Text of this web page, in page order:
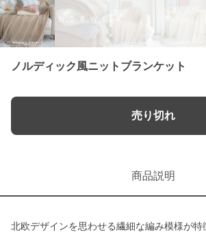
ノルディック風ニットブランケット
売り切れ
商品説明
北欧デザインを思わせる繊細な編み模様が特